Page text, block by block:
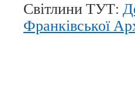
Світлини ТУТ:
Франківської